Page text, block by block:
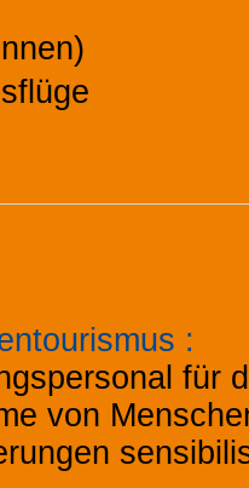
:
für
von